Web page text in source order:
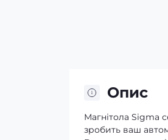
Опис
Магнітола Sigma
зробить ваш